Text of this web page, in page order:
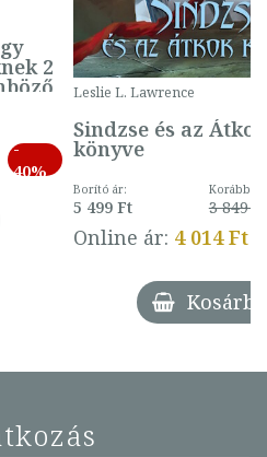
2
-
40%
Leslie L. Lawrence
Sindzse és az Átkok
könyve
Borító ár:
5 499 Ft
Korábbi
3 849 Ft
Online ár: 4 014 Ft
Kosárba